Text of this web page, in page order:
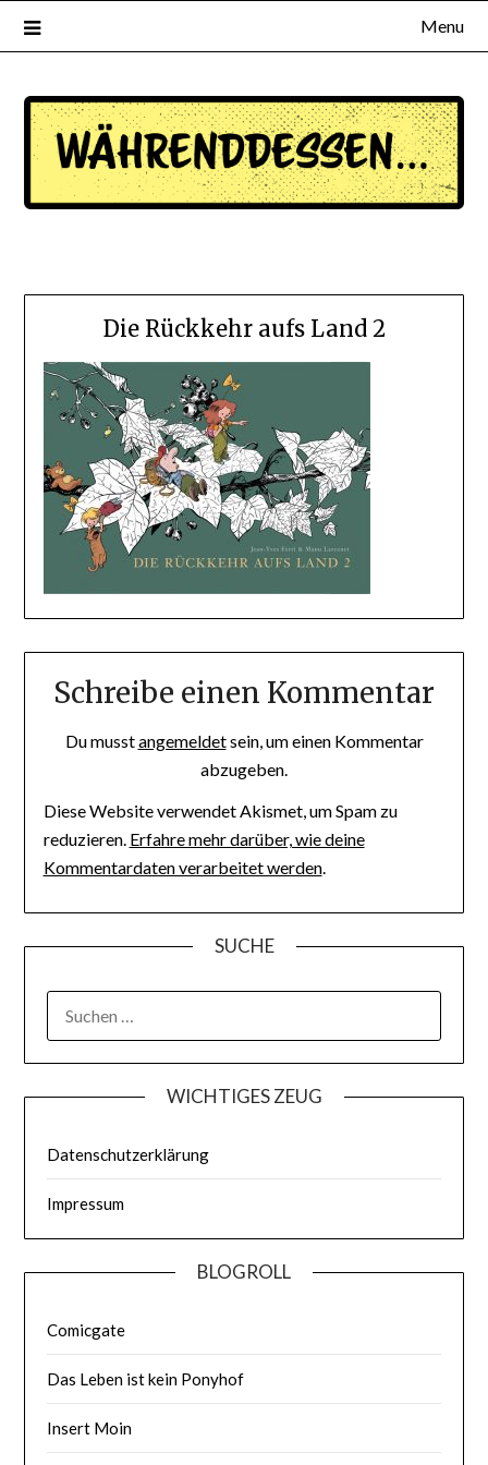
Menu
Die Rückkehr aufs Land 2
Schreibe einen Kommentar
Du musstangemeldetsein, um einen Kommentar
abzugeben.
Diese Website verwendet Akismet, um Spam zu
reduzieren. Erfahre mehr darüber, wie deine
Kommentardaten verarbeitet werden.
SUCHE
WICHTIGES ZEUG
Datenschutzerklärung
Impressum
BLOGROLL
Comicgate
Das Leben ist kein Ponyhof
Insert Moin